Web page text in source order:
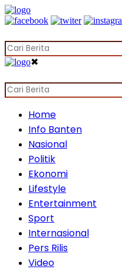
✖
Home
Info Banten
Nasional
Politik
Ekonomi
Lifestyle
Entertainment
Sport
Internasional
Pers Rilis
Video